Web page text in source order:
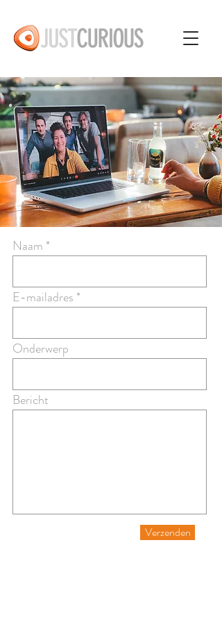
Naam
E-mailadres
Onderwerp
Bericht
Verzenden